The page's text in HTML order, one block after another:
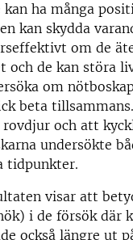
kan ha många
kan skydda
om de
och de kan störa
om
beta
och att
undersökte
tidpunkter.
visar att
i de försök där
också längre ut